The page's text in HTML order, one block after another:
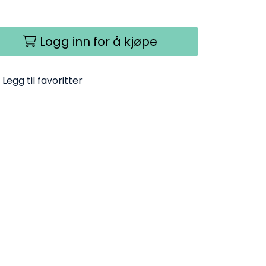
Logg inn for å kjøpe
Legg til favoritter